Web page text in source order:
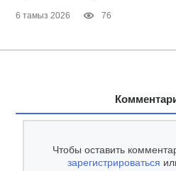
6 тамыз 2026 76
Чтобы оставить
зарегистрироваться